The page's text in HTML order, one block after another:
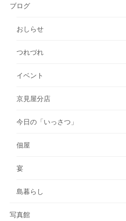
ブログ
おしらせ
つれづれ
イベント
京見屋分店
今日の「いっさつ」
佃屋
宴
島暮らし
写真館